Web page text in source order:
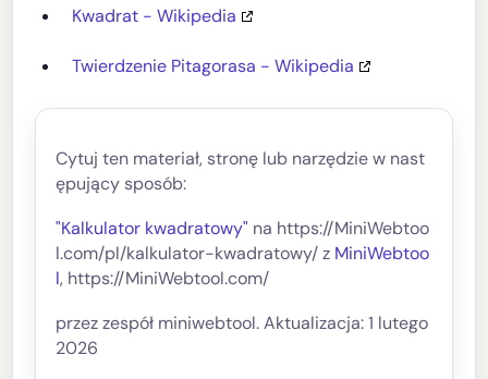
Kwadrat - Wikipedia
Twierdzenie Pitagorasa - Wikipedia
Cytuj ten materiał, stronę lub narzędzie w nast
ępujący sposób:
"Kalkulator kwadratowy" na https://MiniWebtoo
l.com/pl/kalkulator-kwadratowy/ z MiniWebtoo
l, https://MiniWebtool.com/
przez zespół miniwebtool. Aktualizacja: 1 lutego
2026